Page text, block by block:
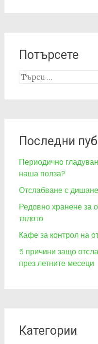
Потърсете
Search
Последни
Периодично
наша полза?
Отслабване с
Редовно хранене за
тялото
Кафе за контрол на
5 причини защо
през летните месеци
Категории